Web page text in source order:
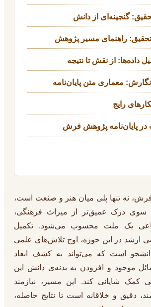
گنجینه‌ای از دانش
راهنمای مسیر پژوهش
داده‌ها: از نقش تا نتیجه
معماری متن پایان‌نامه
رایج
پایان‌نامه پژوهش فرش
نه تنها پلی میان هنر و صنعت است،
سوی درک عمیق‌تر از میراث فرهنگی،
یک ملت محسوب می‌شود. تکمیل
ارشد در این حوزه، اوج تلاش‌های علمی
است که می‌تواند به کشف ابعاد
موجود و افزودن به بدنه‌ی دانش این
کمک شایانی کند. این مسیر، نیازمند
دقیق و خلاقانه است تا نتایج حاصله،